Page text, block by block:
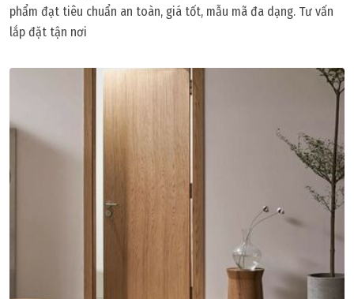
phẩm đạt tiêu chuẩn an toàn, giá tốt, mẫu mã đa dạng. Tư vấn
lắp đặt tận nơi